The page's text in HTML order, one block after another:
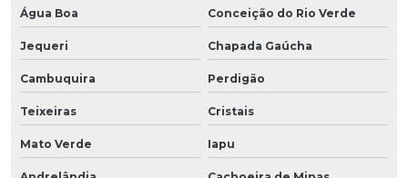
Água Boa Conceição do Rio Verde
Jequeri Chapada Gaúcha
Cambuquira Perdigão
Teixeiras Cristais
Mato Verde Iapu